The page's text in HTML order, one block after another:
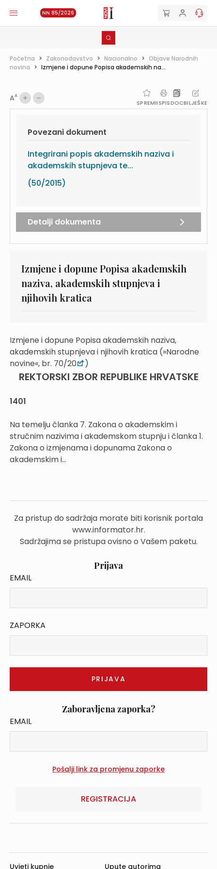
NN 85/2026
Početna > Zakonodavstvo > Nacionalno > Objave Narodnih
novina > Izmjene i dopune Popisa akademskih na...
AA
SPREMIISPISDOCBILJEŠKE
Povezani dokument
Integrirani popis akademskih naziva i
akademskih stupnjeva te...
(50/2015)
Detalji dokumenta
Izmjene i dopune Popisa akademskih
naziva, akademskih stupnjeva i
njihovih kratica
Izmjene i dopune Popisa akademskih naziva,
akademskih stupnjeva i njihovih kratica (»Narodne
novine«, br. 70/20
)
REKTORSKI ZBOR REPUBLIKE HRVATSKE
1401
Na temelju članka 7. Zakona o akademskim i
stručnim nazivima i akademskom stupnju i članka 1.
Zakona o izmjenama i dopunama Zakona o
akademskim i...
Za pristup do sadržaja morate biti korisnik portala
www.informator.hr.
Sadržajima se pristupa ovisno o Vašem paketu.
Prijava
EMAIL
ZAPORKA
Zaboravljena zaporka?
EMAIL
REGISTRACIJA
Uvjeti kupnje Upute autorima